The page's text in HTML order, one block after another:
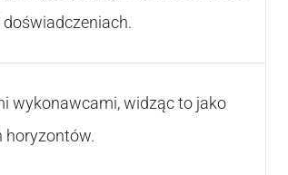
wykonawcami, widząc to jako
horyzontów.